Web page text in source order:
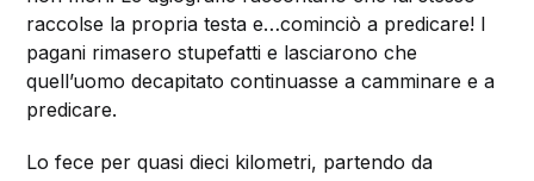
raccolse la propria testa e…cominciò a predicare! I
pagani rimasero stupefatti e lasciarono che
quell’uomo decapitato continuasse a camminare e a
predicare.
Lo fece per quasi dieci kilometri, partendo da